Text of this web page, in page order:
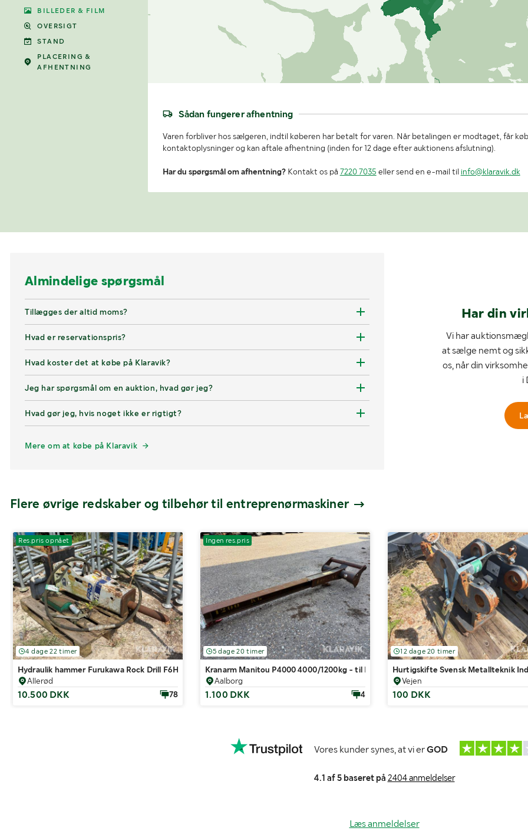
BILLEDER & FILM
OVERSIGT
STAND
PLACERING &
AFHENTNING
Sådan fungerer afhentning
Varen forbliver hos sælgeren, indtil køberen har betalt for varen. Når betalingen er modtaget, får
kontaktoplysninger og kan aftale afhentning (inden for 12 dage efter auktionens afslutning).
Har du spørgsmål om afhentning?Kontakt os på 7220 7035 eller send en e-mail til info@klaravik.dk
Almindelige spørgsmål
Tillægges der altid moms?
Hvad er reservationspris?
Hvad koster det at købe på Klaravik?
Jeg har spørgsmål om en auktion, hvad gør jeg?
Hvad gør jeg, hvis noget ikke er rigtigt?
Mere om at købe på Klaravik
Har din
Vi har
at sælge nemt og
os, når din
i
Flere øvrige redskaber og tilbehør til entreprenørmaskiner
Res.pris opnået
4 dage 22 timer
Hydraulik hammer Furukawa Rock Drill F6H Hydraulic Breaker
Allerød
10.500 DKK 78
Ingen res.pris
5 dage 20 timer
Kranarm Manitou P4000 4000/1200kg - til Manitou teleskoplæsser
Aalborg
1.100 DKK 4
12 dage 20 timer
Hurtigskifte Svensk Metallteknik
Vejen
100 DKK
Vores kunder synes, at vi erGOD
4.1 af 5 baseret på 2404 anmeldelser
Læs anmeldelser